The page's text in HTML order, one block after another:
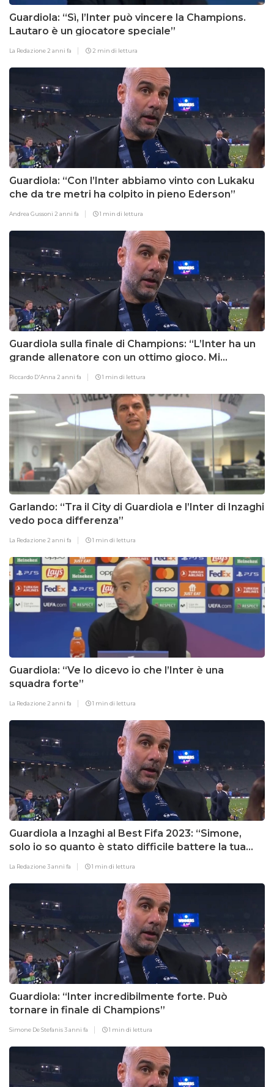
Guardiola: “Sì, l’Inter può vincere la Champions.
Lautaro è un giocatore speciale”
La Redazione 2 anni fa 2 min di lettura
Guardiola: “Con l’Inter abbiamo vinto con Lukaku
che da tre metri ha colpito in pieno Ederson”
Andrea Gussoni 2 anni fa 1 min di lettura
Guardiola sulla finale di Champions: “L’Inter ha un
grande allenatore con un ottimo gioco. Mi
preoccupava…”
Riccardo D'Anna 2 anni fa 1 min di lettura
Garlando: “Tra il City di Guardiola e l’Inter di Inzaghi
vedo poca differenza”
La Redazione 2 anni fa 1 min di lettura
Guardiola: “Ve lo dicevo io che l’Inter è una
squadra forte”
La Redazione 2 anni fa 1 min di lettura
Guardiola a Inzaghi al Best Fifa 2023: “Simone,
solo io so quanto è stato difficile battere la tua
Inter in finale”
La Redazione3 anni fa 1 min di lettura
Guardiola: “Inter incredibilmente forte. Può
tornare in finale di Champions”
Simone De Stefanis3 anni fa 1 min di lettura